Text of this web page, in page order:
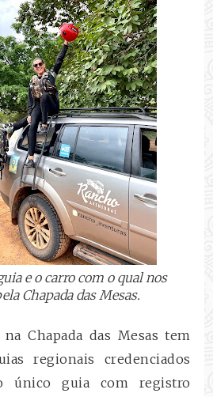
e o carro com o qual nos
Chapada das Mesas.
Chapada das Mesas tem
regionais credenciados
único guia com registro